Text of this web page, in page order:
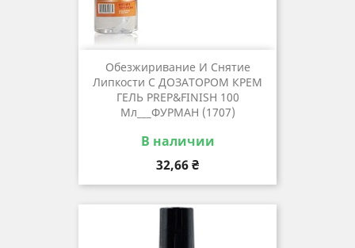
Обезжиривание И Снятие
Липкости С ДОЗАТОРОМ КРЕМ
ГЕЛЬ PREP&FINISH 100
Мл___ФУРМАН (1707)
В наличии
Цена
32,66 ₴